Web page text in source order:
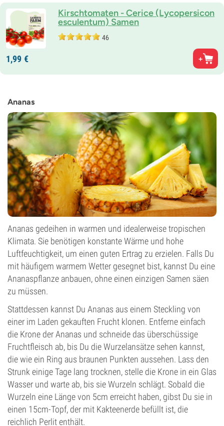
Kirschtomaten - Cerice (Lycopersicon
esculentum) Samen
46
1,99 €
Ananas
Ananas gedeihen in warmen und idealerweise tropischen
Klimata. Sie benötigen konstante Wärme und hohe
Luftfeuchtigkeit, um einen guten Ertrag zu erzielen. Falls Du
mit häufigem warmem Wetter gesegnet bist, kannst Du eine
Ananaspflanze anbauen, ohne einen einzigen Samen säen
zu müssen.
Stattdessen kannst Du Ananas aus einem Steckling von
einer im Laden gekauften Frucht klonen. Entferne einfach
die Krone der Ananas und schneide das überschüssige
Fruchtfleisch ab, bis Du die Wurzelansätze sehen kannst,
die wie ein Ring aus braunen Punkten aussehen. Lass den
Strunk einige Tage lang trocknen, stelle die Krone in ein Glas
Wasser und warte ab, bis sie Wurzeln schlägt. Sobald die
Wurzeln eine Länge von 5cm erreicht haben, gibst Du sie in
einen 15cm-Topf, der mit Kakteenerde befüllt ist, die
reichlich Perlit enthält.